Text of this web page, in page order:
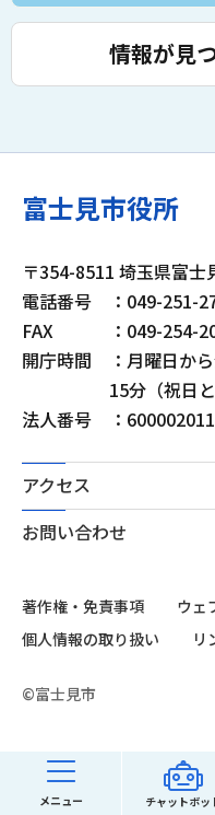
メニュー チャットボッ
情報が見
富士見市役所
〒354-8511 埼玉県富
電話番号
：049-251-
FAX
：049-254-
開庁時間
：月曜日か
15分（祝日
法人番号
：
アクセス
お問い合わせ
著作権・免責事項
ウェ
個人情報の取り扱い
リ
©富士見市